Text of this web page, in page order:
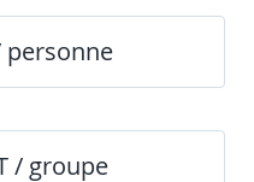
personne
/ groupe